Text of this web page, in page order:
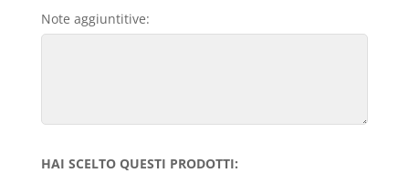
Note aggiuntitive:
HAI SCELTO QUESTI PRODOTTI: